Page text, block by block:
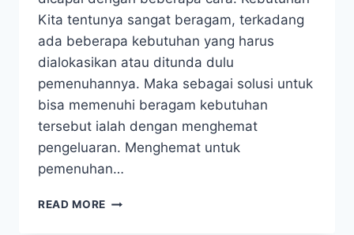
Kita tentunya sangat beragam, terkadang
ada beberapa kebutuhan yang harus
dialokasikan atau ditunda dulu
pemenuhannya. Maka sebagai solusi untuk
bisa memenuhi beragam kebutuhan
tersebut ialah dengan menghemat
pengeluaran. Menghemat untuk
pemenuhan…
READ MORE HARGA